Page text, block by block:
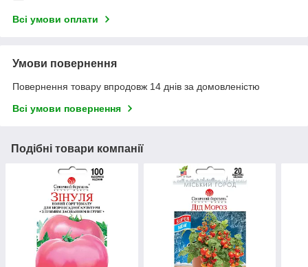
Всі умови оплати
Умови повернення
Повернення товару впродовж 14 днів за домовленістю
Всі умови повернення
Подібні товари компанії